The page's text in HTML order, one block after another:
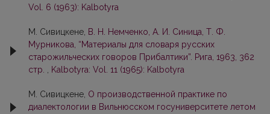
Vol. 6 (1963): Kalbotyra
М. Сивицкене, В. Н. Немченко, А. И. Синица, Т. Ф.
Мурникова, “Материалы для словаря русских
старожильческих говоров Прибалтики”. Рига, 1963, 362
стр.
Kalbotyra: Vol. 11 (1965): Kalbotyra
М. Сивицкене, О производственной практике по
диалектологии в Вильнюсском госуниверситете летом